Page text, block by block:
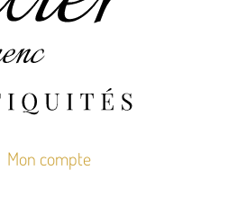
Mon compte